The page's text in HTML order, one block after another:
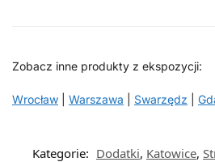
Zobacz inne produkty z ekspozycji:
Wrocław Warszawa Swarzędz
Kategorie: Dodatki, Katowice,